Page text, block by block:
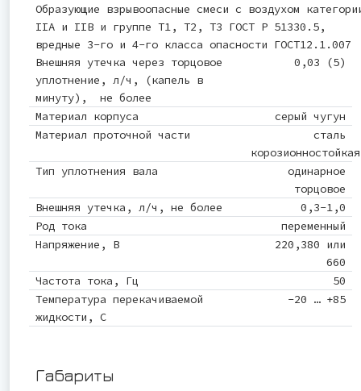
Образующие взрывоопасные смеси с воздухом
IIА и IIВ и группе Т1, Т2, Т3 ГОСТ Р 51330.5,
вредные 3-го и 4-го класса опасности ГОСТ12.1.007
Внешняя утечка через торцовое
уплотнение, л/ч, (капель в
минуту), не более
0,03 (5)
Материал корпуса
серый чугун
Материал проточной части
сталь
корозионностойкая
Тип уплотнения вала
одинарное
торцовое
Внешняя утечка, л/ч, не более
0,3-1,0
Род тока
переменный
Напряжение, В
220,380 или
660
Частота тока, Гц
50
Температура перекачиваемой
жидкости, С
-20 … +85
Габариты